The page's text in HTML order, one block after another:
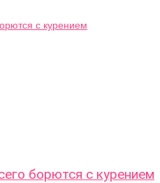
борются с курением